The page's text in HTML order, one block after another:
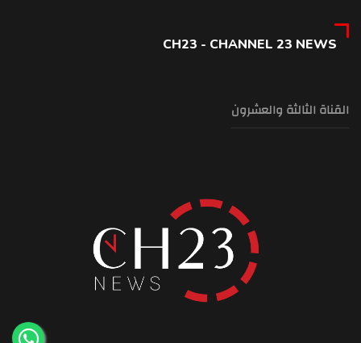
CH23 - CHANNEL 23 NEWS
القناة الثالثة والعشرون